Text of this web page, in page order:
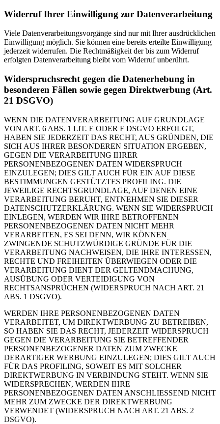
Widerruf Ihrer Einwilligung zur Datenverarbeitung
Viele Datenverarbeitungsvorgänge sind nur mit Ihrer ausdrücklichen
Einwilligung möglich. Sie können eine bereits erteilte Einwilligung
jederzeit widerrufen. Die Rechtmäßigkeit der bis zum Widerruf
erfolgten Datenverarbeitung bleibt vom Widerruf unberührt.
Widerspruchsrecht gegen die Datenerhebung in
besonderen Fällen sowie gegen Direktwerbung (Art.
21 DSGVO)
WENN DIE DATENVERARBEITUNG AUF GRUNDLAGE
VON ART. 6 ABS. 1 LIT. E ODER F DSGVO ERFOLGT,
HABEN SIE JEDERZEIT DAS RECHT, AUS GRÜNDEN, DIE
SICH AUS IHRER BESONDEREN SITUATION ERGEBEN,
GEGEN DIE VERARBEITUNG IHRER
PERSONENBEZOGENEN DATEN WIDERSPRUCH
EINZULEGEN; DIES GILT AUCH FÜR EIN AUF DIESE
BESTIMMUNGEN GESTÜTZTES PROFILING. DIE
JEWEILIGE RECHTSGRUNDLAGE, AUF DENEN EINE
VERARBEITUNG BERUHT, ENTNEHMEN SIE DIESER
DATENSCHUTZERKLÄRUNG. WENN SIE WIDERSPRUCH
EINLEGEN, WERDEN WIR IHRE BETROFFENEN
PERSONENBEZOGENEN DATEN NICHT MEHR
VERARBEITEN, ES SEI DENN, WIR KÖNNEN
ZWINGENDE SCHUTZWÜRDIGE GRÜNDE FÜR DIE
VERARBEITUNG NACHWEISEN, DIE IHRE INTERESSEN,
RECHTE UND FREIHEITEN ÜBERWIEGEN ODER DIE
VERARBEITUNG DIENT DER GELTENDMACHUNG,
AUSÜBUNG ODER VERTEIDIGUNG VON
RECHTSANSPRÜCHEN (WIDERSPRUCH NACH ART. 21
ABS. 1 DSGVO).
WERDEN IHRE PERSONENBEZOGENEN DATEN
VERARBEITET, UM DIREKTWERBUNG ZU BETREIBEN,
SO HABEN SIE DAS RECHT, JEDERZEIT WIDERSPRUCH
GEGEN DIE VERARBEITUNG SIE BETREFFENDER
PERSONENBEZOGENER DATEN ZUM ZWECKE
DERARTIGER WERBUNG EINZULEGEN; DIES GILT AUCH
FÜR DAS PROFILING, SOWEIT ES MIT SOLCHER
DIREKTWERBUNG IN VERBINDUNG STEHT. WENN SIE
WIDERSPRECHEN, WERDEN IHRE
PERSONENBEZOGENEN DATEN ANSCHLIESSEND NICHT
MEHR ZUM ZWECKE DER DIREKTWERBUNG
VERWENDET (WIDERSPRUCH NACH ART. 21 ABS. 2
DSGVO).